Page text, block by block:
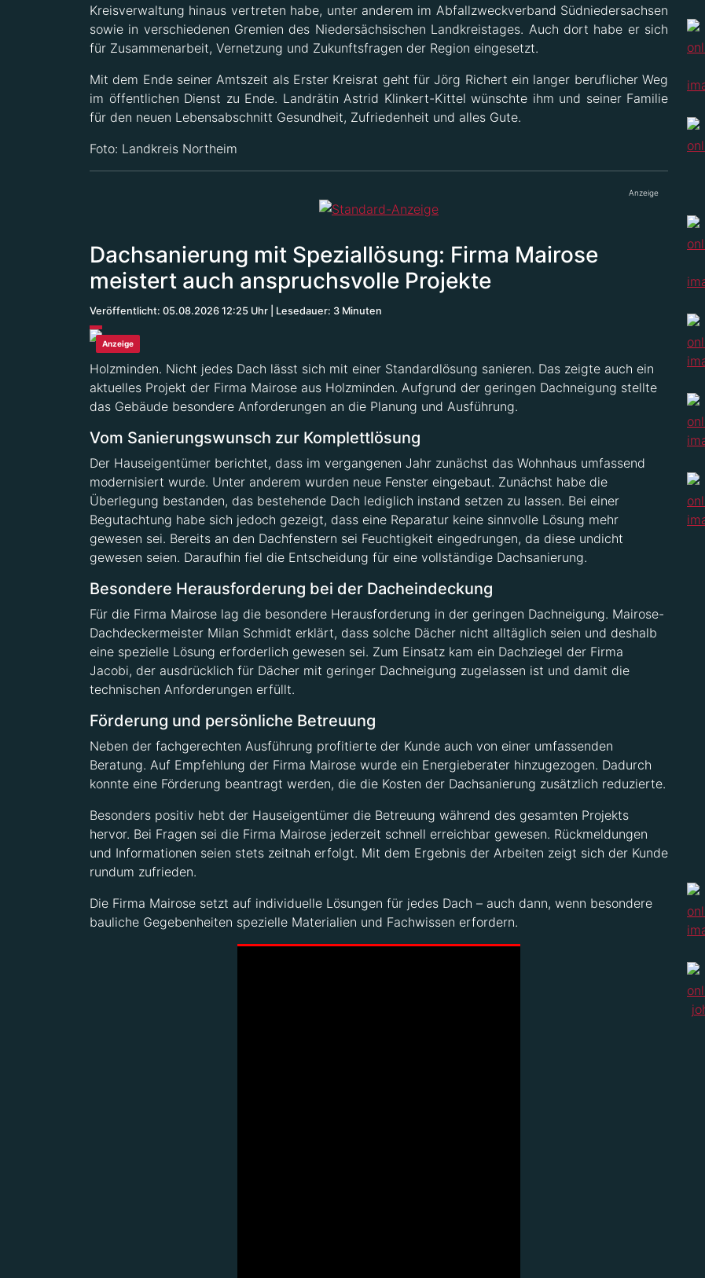
Kreisverwaltung hinaus vertreten habe, unter anderem im Abfallzweckverband Südniedersachsen
sowie in verschiedenen Gremien des Niedersächsischen Landkreistages. Auch dort habe er sich
für Zusammenarbeit, Vernetzung und Zukunftsfragen der Region eingesetzt.
Mit dem Ende seiner Amtszeit als Erster Kreisrat geht für Jörg Richert ein langer beruflicher Weg
im öffentlichen Dienst zu Ende. Landrätin Astrid Klinkert-Kittel wünschte ihm und seiner Familie
für den neuen Lebensabschnitt Gesundheit, Zufriedenheit und alles Gute.
Foto: Landkreis Northeim
Anzeige
Dachsanierung mit Speziallösung: Firma Mairose
meistert auch anspruchsvolle Projekte
Veröffentlicht: 05.08.2026 12:25 Uhr Lesedauer: 3 Minuten
Anzeige
Holzminden. Nicht jedes Dach lässt sich mit einer Standardlösung sanieren. Das zeigte auch ein
aktuelles Projekt der Firma Mairose aus Holzminden. Aufgrund der geringen Dachneigung stellte
das Gebäude besondere Anforderungen an die Planung und Ausführung.
Vom Sanierungswunsch zur Komplettlösung
Der Hauseigentümer berichtet, dass im vergangenen Jahr zunächst das Wohnhaus umfassend
modernisiert wurde. Unter anderem wurden neue Fenster eingebaut. Zunächst habe die
Überlegung bestanden, das bestehende Dach lediglich instand setzen zu lassen. Bei einer
Begutachtung habe sich jedoch gezeigt, dass eine Reparatur keine sinnvolle Lösung mehr
gewesen sei. Bereits an den Dachfenstern sei Feuchtigkeit eingedrungen, da diese undicht
gewesen seien. Daraufhin fiel die Entscheidung für eine vollständige Dachsanierung.
Besondere Herausforderung bei der Dacheindeckung
Für die Firma Mairose lag die besondere Herausforderung in der geringen Dachneigung. Mairose-
Dachdeckermeister Milan Schmidt erklärt, dass solche Dächer nicht alltäglich seien und deshalb
eine spezielle Lösung erforderlich gewesen sei. Zum Einsatz kam ein Dachziegel der Firma
Jacobi, der ausdrücklich für Dächer mit geringer Dachneigung zugelassen ist und damit die
technischen Anforderungen erfüllt.
Förderung und persönliche Betreuung
Neben der fachgerechten Ausführung profitierte der Kunde auch von einer umfassenden
Beratung. Auf Empfehlung der Firma Mairose wurde ein Energieberater hinzugezogen. Dadurch
konnte eine Förderung beantragt werden, die die Kosten der Dachsanierung zusätzlich reduzierte.
Besonders positiv hebt der Hauseigentümer die Betreuung während des gesamten Projekts
hervor. Bei Fragen sei die Firma Mairose jederzeit schnell erreichbar gewesen. Rückmeldungen
und Informationen seien stets zeitnah erfolgt. Mit dem Ergebnis der Arbeiten zeigt sich der Kunde
rundum zufrieden.
Die Firma Mairose setzt auf individuelle Lösungen für jedes Dach – auch dann, wenn besondere
bauliche Gegebenheiten spezielle Materialien und Fachwissen erfordern.